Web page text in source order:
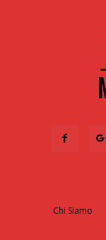
Chi Siamo